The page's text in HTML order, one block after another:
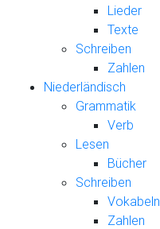
Lieder
Texte
Schreiben
Zahlen
Niederländisch
Grammatik
Verb
Lesen
Bücher
Schreiben
Vokabeln
Zahlen